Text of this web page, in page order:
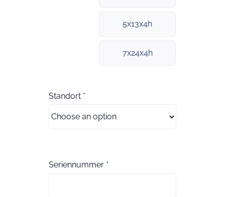
5x13x4h
7x24x4h
Standort *
Seriennummer *